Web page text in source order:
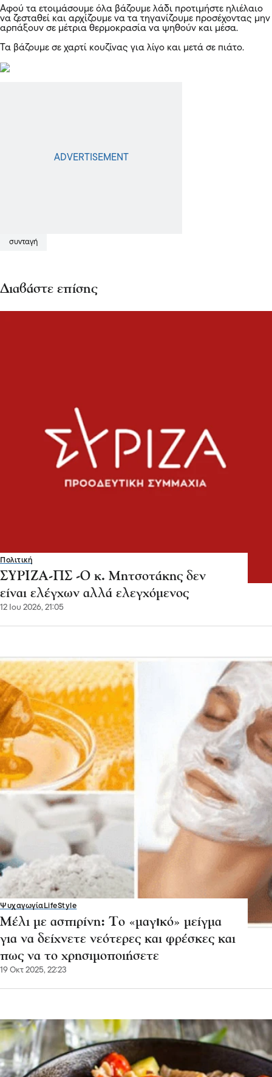
Αφού τα ετοιμάσουμε όλα βάζουμε λάδι προτιμήστε ηλιέλαιο
να ζεσταθεί και αρχίζουμε να τα τηγανίζουμε προσέχοντας μην
αρπάξουν σε μέτρια θερμοκρασία να ψηθούν και μέσα.
Τα βάζουμε σε χαρτί κουζίνας για λίγο και μετά σε πιάτο.
συνταγή
Διαβάστε επίσης
Πολιτική
ΣΥΡΙΖΑ-ΠΣ -Ο κ. Μητσοτάκης δεν
είναι ελέγχων αλλά ελεγχόμενος
12 Ιου 2026, 21:05
Ψυχαγωγία LifeStyle
Μέλι με ασπιρίνη: Το «μαγıκό» μείγμα
για να δείχνετε νεότερες και φρέσκες και
πως να το χρησιμοποιήσετε
19 Οκτ 2025, 22:23